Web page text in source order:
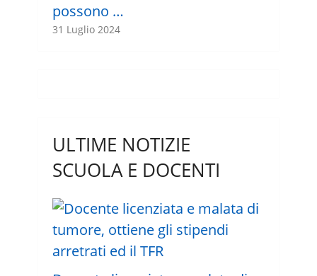
possono …
31 Luglio 2024
ULTIME NOTIZIE
SCUOLA E DOCENTI